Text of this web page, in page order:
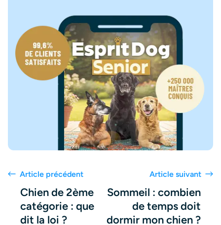
Article précédent
Chien de 2ème
catégorie : que
dit la loi ?
Article suivant
Sommeil : combien
de temps doit
dormir mon chien ?